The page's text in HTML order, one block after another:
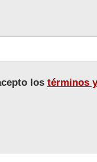
los términos